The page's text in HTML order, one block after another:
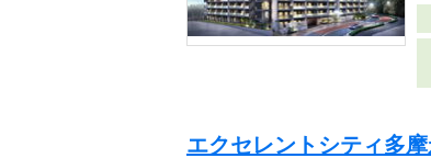
エクセレントシティ多